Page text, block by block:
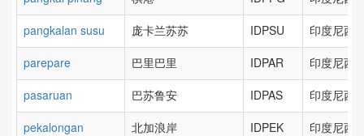
pangkalan susu
庞卡兰苏苏 IDPSU
印度尼西
parepare
巴里巴里 IDPAR
印度尼西
pasaruan
巴苏鲁安 IDPAS
印度尼西
pekalongan
北加浪岸 IDPEK
印度尼西